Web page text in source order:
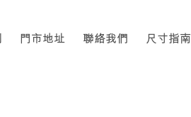
門市地址 聯絡我們 尺寸指南